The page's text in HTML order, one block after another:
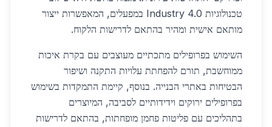
טכנולוגיות Industry 4.0 במפעלים, המאפשרות ייצור
מותאם אישית ומהיר בהתאם לדרישות הלקוח.
השימוש בפרופילים מתכתיים מעוצבים עם בקרת איכות
ממוחשבת, תורם להפחתת עלויות התקנה ושיפור
הבטיחות באתרי הבנייה. בנוסף, קיימת התמקדות בשימוש
בפרופילים ירוקים וידידותיים לסביבה, המיוצרים
בתהליכים עם פליטות פחמן מופחתות, בהתאם לדרישות